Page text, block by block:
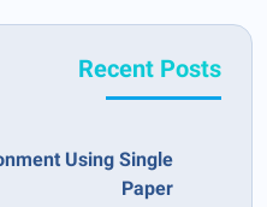
Recent Posts
Using Single
Paper